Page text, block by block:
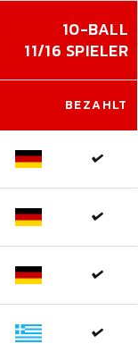
10-BALL
11/16 SPIELER
BEZAHLT